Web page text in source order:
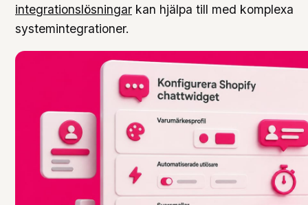
integrationslösningar kan hjälpa till med komplexa
systemintegrationer.